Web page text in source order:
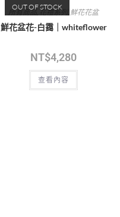
OUT OF STOCK
所有商品 花禮系列 鮮花花盆
鮮花盆花-白靄｜whiteflower
NT$4,280
查看內容